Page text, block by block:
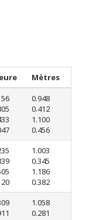
Mètres
0.948
0.412
1.100
0.456
1.003
0.345
1.186
0.382
1.058
0.281